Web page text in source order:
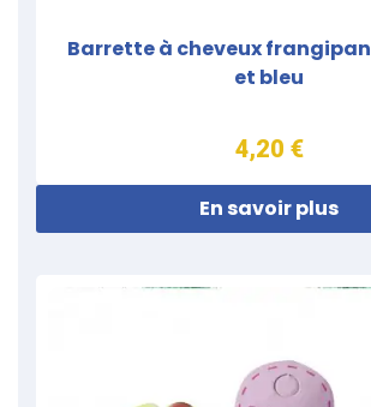
Barrette à cheveux
et bleu
4,20 €
En savoir plus